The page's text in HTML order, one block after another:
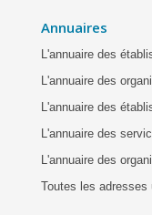
Annuaires
L'annuaire des
L'annuaire des
L'annuaire des
L'annuaire des
L'annuaire des
Toutes les adresses